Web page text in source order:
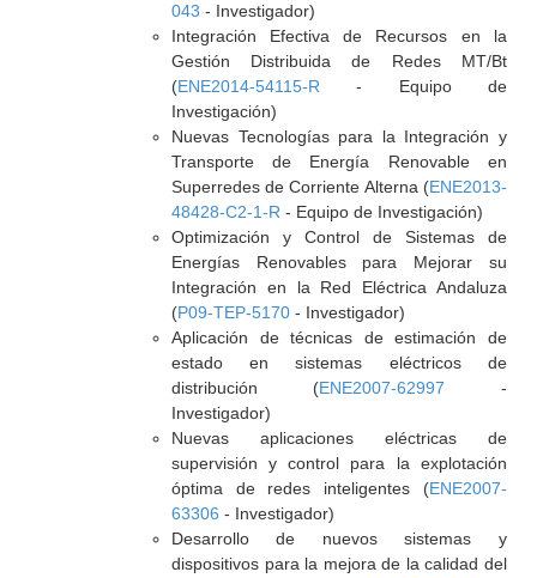
043 - Investigador)
Integración Efectiva de Recursos en la
Gestión Distribuida de Redes MT/Bt
(ENE2014-54115-R - Equipo de
Investigación)
Nuevas Tecnologías para la Integración y
Transporte de Energía Renovable en
Superredes de Corriente Alterna (ENE2013-
48428-C2-1-R - Equipo de Investigación)
Optimización y Control de Sistemas de
Energías Renovables para Mejorar su
Integración en la Red Eléctrica Andaluza
(P09-TEP-5170- Investigador)
Aplicación de técnicas de estimación de
estado en sistemas eléctricos de
distribución (ENE2007-62997 -
Investigador)
Nuevas aplicaciones eléctricas de
supervisión y control para la explotación
óptima de redes inteligentes (ENE2007-
63306 - Investigador)
Desarrollo de nuevos sistemas y
dispositivos para la mejora de la calidad del